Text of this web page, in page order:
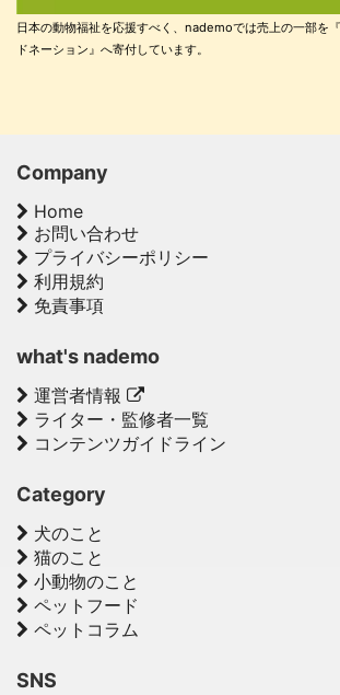
日本の動物福祉を応援すべく、nademoでは売上の一部を
ドネーション』へ寄付しています。
Company
Home
お問い合わせ
プライバシーポリシー
利用規約
免責事項
what's nademo
運営者情報
ライター・監修者一覧
コンテンツガイドライン
Category
犬のこと
猫のこと
小動物のこと
ペットフード
ペットコラム
SNS